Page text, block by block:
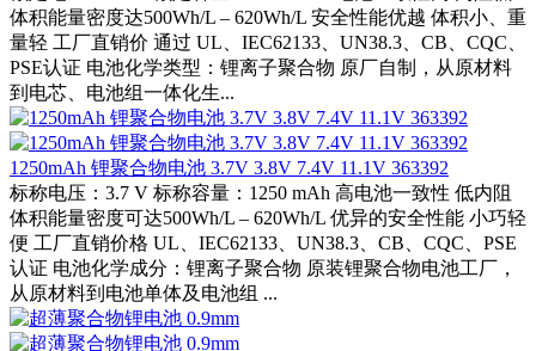
体积能量密度达500Wh/L – 620Wh/L 安全性能优越 体积小、重
量轻 工厂直销价 通过 UL、IEC62133、UN38.3、CB、CQC、
PSE认证 电池化学类型：锂离子聚合物 原厂自制，从原材料
到电芯、电池组一体化生...
1250mAh 锂聚合物电池 3.7V 3.8V 7.4V 11.1V 363392
标称电压：3.7 V 标称容量：1250 mAh 高电池一致性 低内阻
体积能量密度可达500Wh/L – 620Wh/L 优异的安全性能 小巧轻
便 工厂直销价格 UL、IEC62133、UN38.3、CB、CQC、PSE
认证 电池化学成分：锂离子聚合物 原装锂聚合物电池工厂，
从原材料到电池单体及电池组 ...